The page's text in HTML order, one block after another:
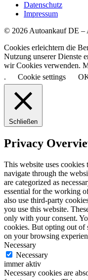
Datenschutz
Impressum
© 2026 Autoankauf DE –
Cookies erleichtern die
Nutzung unserer Dienste
wir Cookies verwenden.
.
Cookie settings
Schließen
Privacy
This website uses
navigate through the
are categorized as
essential for the working
also use third-party
you use this website.
only with your consent.
cookies. But opting out of
on your browsing
Necessary
Necessary
immer aktiv
Necessary cookies are